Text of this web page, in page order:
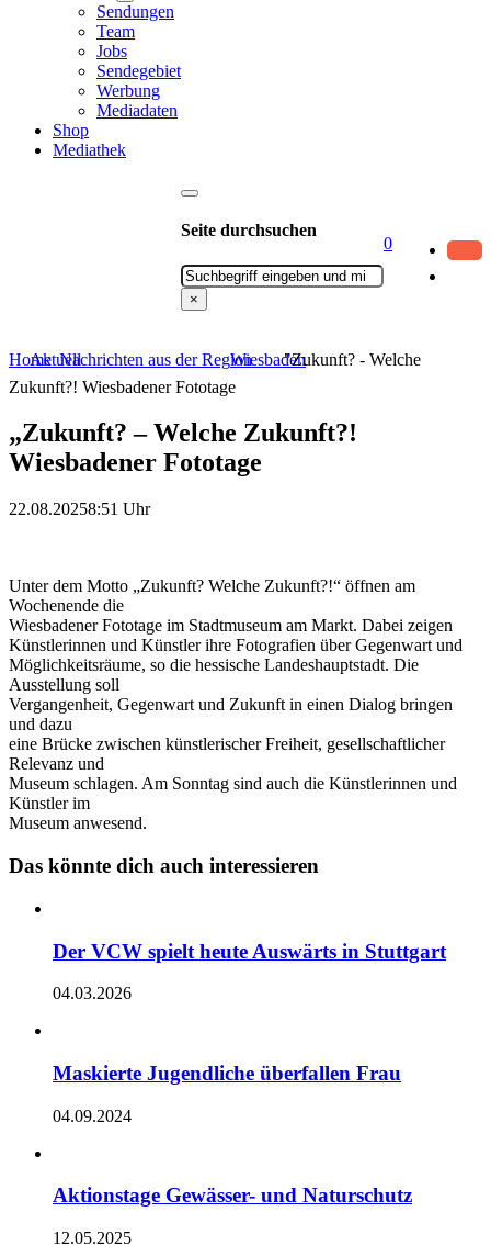
Sendungen
Team
Jobs
Sendegebiet
Werbung
Mediadaten
Shop
Mediathek
Seite durchsuchen
Suchen
×
0
HomeAktuellNachrichten aus der RegionWiesbaden"Zukunft? - Welche
Zukunft?! Wiesbadener Fototage
„Zukunft? – Welche Zukunft?!
Wiesbadener Fototage
22.08.20258:51 Uhr
Unter dem Motto „Zukunft? Welche Zukunft?!“ öffnen am
Wochenende die
Wiesbadener Fototage im Stadtmuseum am Markt. Dabei zeigen
Künstlerinnen und Künstler ihre Fotografien über Gegenwart und
Möglichkeitsräume, so die hessische Landeshauptstadt. Die
Ausstellung soll
Vergangenheit, Gegenwart und Zukunft in einen Dialog bringen
und dazu
eine Brücke zwischen künstlerischer Freiheit, gesellschaftlicher
Relevanz und
Museum schlagen. Am Sonntag sind auch die Künstlerinnen und
Künstler im
Museum anwesend.
Das könnte dich auch interessieren
Der VCW spielt heute Auswärts in Stuttgart
04.03.2026
Maskierte Jugendliche überfallen Frau
04.09.2024
Aktionstage Gewässer- und Naturschutz
12.05.2025